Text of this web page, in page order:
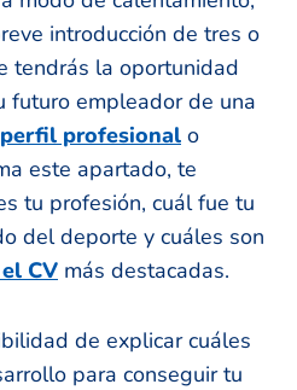
introducción de tres o
tendrás la oportunidad
futuro empleador de una
perfil profesional o
este apartado, te
tu profesión, cuál fue tu
del deporte y cuáles son
CV más destacadas.
de explicar cuáles
para conseguir tu